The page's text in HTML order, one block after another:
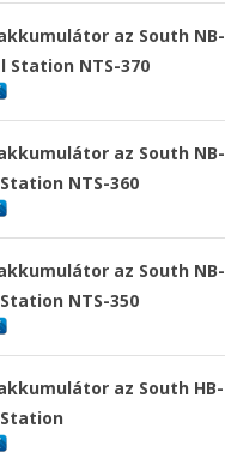
az South NB-
Station NTS-370
az South NB-
NTS-360
az South NB-
NTS-350
az South HB-